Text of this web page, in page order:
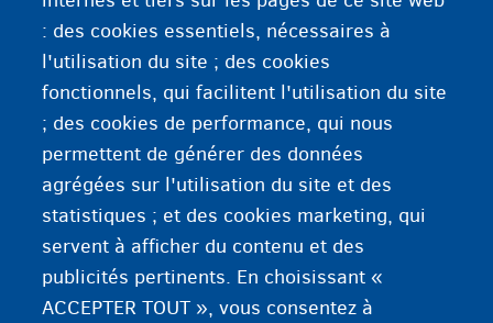
L'expression de genre est la manière dont une
personne exprime le genre auquel elle s'identifie
au reste de la société. Il peut s'agir de la manière
de se vêtir, de parler, de se coiffer, de bouger...
: des cookies essentiels, nécessaires à
l'utilisation du site ; des cookies
fonctionnels, qui facilitent l'utilisation du site
; des cookies de performance, qui nous
permettent de générer des données
agrégées sur l'utilisation du site et des
statistiques ; et des cookies marketing, qui
servent à afficher du contenu et des
publicités pertinents. En choisissant «
ACCEPTER TOUT », vous consentez à